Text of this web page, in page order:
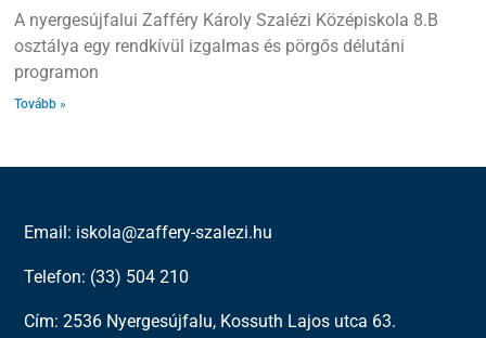
A nyergesújfalui Zafféry Károly Szalézi Középiskola 8.B
osztálya egy rendkívül izgalmas és pörgős délutáni
programon
Tovább »
Email: iskola@zaffery-szalezi.hu
Telefon: (33) 504 210
Cím: 2536 Nyergesújfalu, Kossuth Lajos utca 63.